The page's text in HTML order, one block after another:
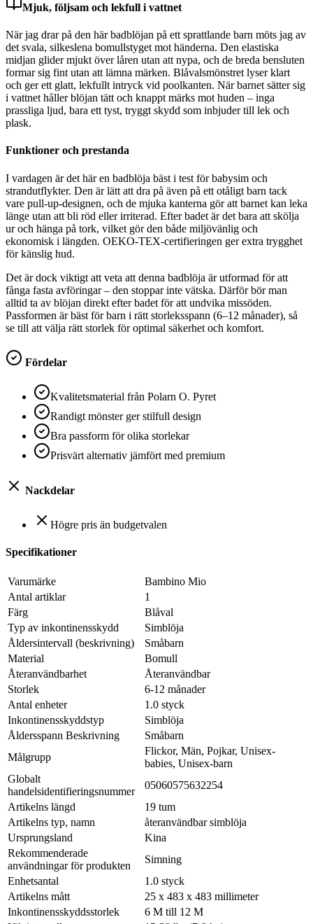
Mjuk, följsam och lekfull i vattnet
När jag drar på den här badblöjan på ett sprattlande barn möts jag av
det svala, silkeslena bomullstyget mot händerna. Den elastiska
midjan glider mjukt över låren utan att nypa, och de breda bensluten
formar sig fint utan att lämna märken. Blåvalsmönstret lyser klart
och ger ett glatt, lekfullt intryck vid poolkanten. När barnet sätter sig
i vattnet håller blöjan tätt och knappt märks mot huden – inga
prassliga ljud, bara ett tyst, tryggt skydd som inbjuder till lek och
plask.
Funktioner och prestanda
I vardagen är det här en badblöja bäst i test för babysim och
strandutflykter. Den är lätt att dra på även på ett otåligt barn tack
vare pull-up-designen, och de mjuka kanterna gör att barnet kan leka
länge utan att bli röd eller irriterad. Efter badet är det bara att skölja
ur och hänga på tork, vilket gör den både miljövänlig och
ekonomisk i längden. OEKO-TEX-certifieringen ger extra trygghet
för känslig hud.
Det är dock viktigt att veta att denna badblöja är utformad för att
fånga fasta avföringar – den stoppar inte vätska. Därför bör man
alltid ta av blöjan direkt efter badet för att undvika missöden.
Passformen är bäst för barn i rätt storleksspann (6–12 månader), så
se till att välja rätt storlek för optimal säkerhet och komfort.
Fördelar
Kvalitetsmaterial från Polarn O. Pyret
Randigt mönster ger stilfull design
Bra passform för olika storlekar
Prisvärt alternativ jämfört med premium
Nackdelar
Högre pris än budgetvalen
Specifikationer
Varumärke
Bambino Mio
Antal artiklar
1
Färg
Blåval
Typ av inkontinensskydd
Simblöja
Åldersintervall (beskrivning)
Småbarn
Material
Bomull
Återanvändbarhet
Återanvändbar
Storlek
6-12 månader
Antal enheter
1.0 styck
Inkontinensskyddstyp
Simblöja
Åldersspann Beskrivning
Småbarn
Målgrupp
Flickor, Män, Pojkar, Unisex-
babies, Unisex-barn
Globalt
handelsidentifieringsnummer
05060575632254
Artikelns längd
19 tum
Artikelns typ, namn
återanvändbar simblöja
Ursprungsland
Kina
Rekommenderade
användningar för produkten
Simning
Enhetsantal
1.0 styck
Artikelns mått
25 x 483 x 483 millimeter
Inkontinensskyddsstorlek
6 M till 12 M